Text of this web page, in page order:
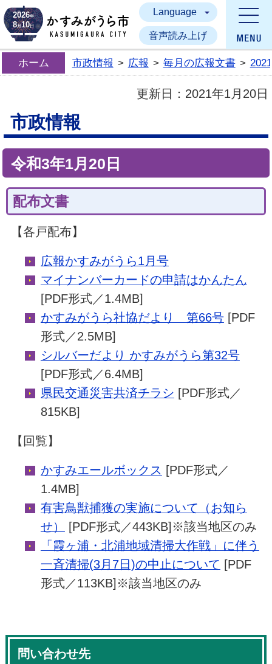
かすみがうら市
2026年
8月10日
Language
音声読み上げ
ホーム 市政情報 > 広報 > 毎月の広報文書 >
更新日： 2021年1月20日
市政情報
令和3年1月20日
配布文書
【各戸配布】
広報かすみがうら1月号
マイナンバーカードの申請はかんたん
[PDF形式／1.4MB]
かすみがうら社協だより 第66号[PDF
形式／2.5MB]
シルバーだより かすみがうら第32号
[PDF形式／6.4MB]
県民交通災害共済チラシ [PDF形式／
815KB]
【回覧】
かすみエールボックス [PDF形式／
1.4MB]
有害鳥獣捕獲の実施について（お知ら
せ）
[PDF形式／443KB]※該当地区のみ
「霞ヶ浦・北浦地域清掃大作戦」に伴う
一斉清掃(3月7日)の中止について [PDF
形式／113KB]※該当地区のみ
問い合わせ先